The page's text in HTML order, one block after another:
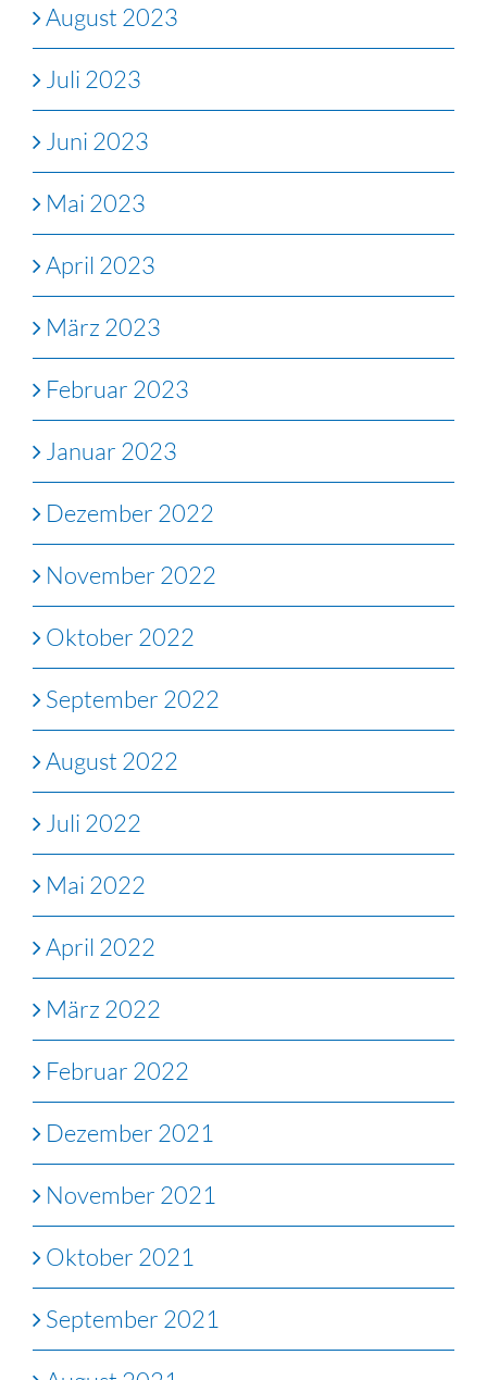
August 2023
Juli 2023
Juni 2023
Mai 2023
April 2023
März 2023
Februar 2023
Januar 2023
Dezember 2022
November 2022
Oktober 2022
September 2022
August 2022
Juli 2022
Mai 2022
April 2022
März 2022
Februar 2022
Dezember 2021
November 2021
Oktober 2021
September 2021